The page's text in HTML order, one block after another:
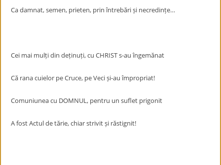
Ca damnat, semen, prieten, prin întrebări și necredințe…
Cei mai mulți din deținuți, cu CHRIST s-au îngemănat
Că rana cuielor pe Cruce, pe Veci și-au împropriat!
Comuniunea cu DOMNUL, pentru un suflet prigonit
A fost Actul de tărie, chiar strivit și răstignit!